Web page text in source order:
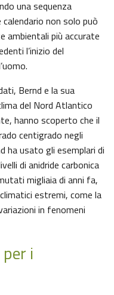
una sequenza
non solo può
ambientali più accurate
l’inizio del
Bernd e la sua
del Nord Atlantico
hanno scoperto che il
centigrado negli
ha usato gli esemplari di
di anidride carbonica
migliaia di anni fa,
estremi, come la
in fenomeni
i